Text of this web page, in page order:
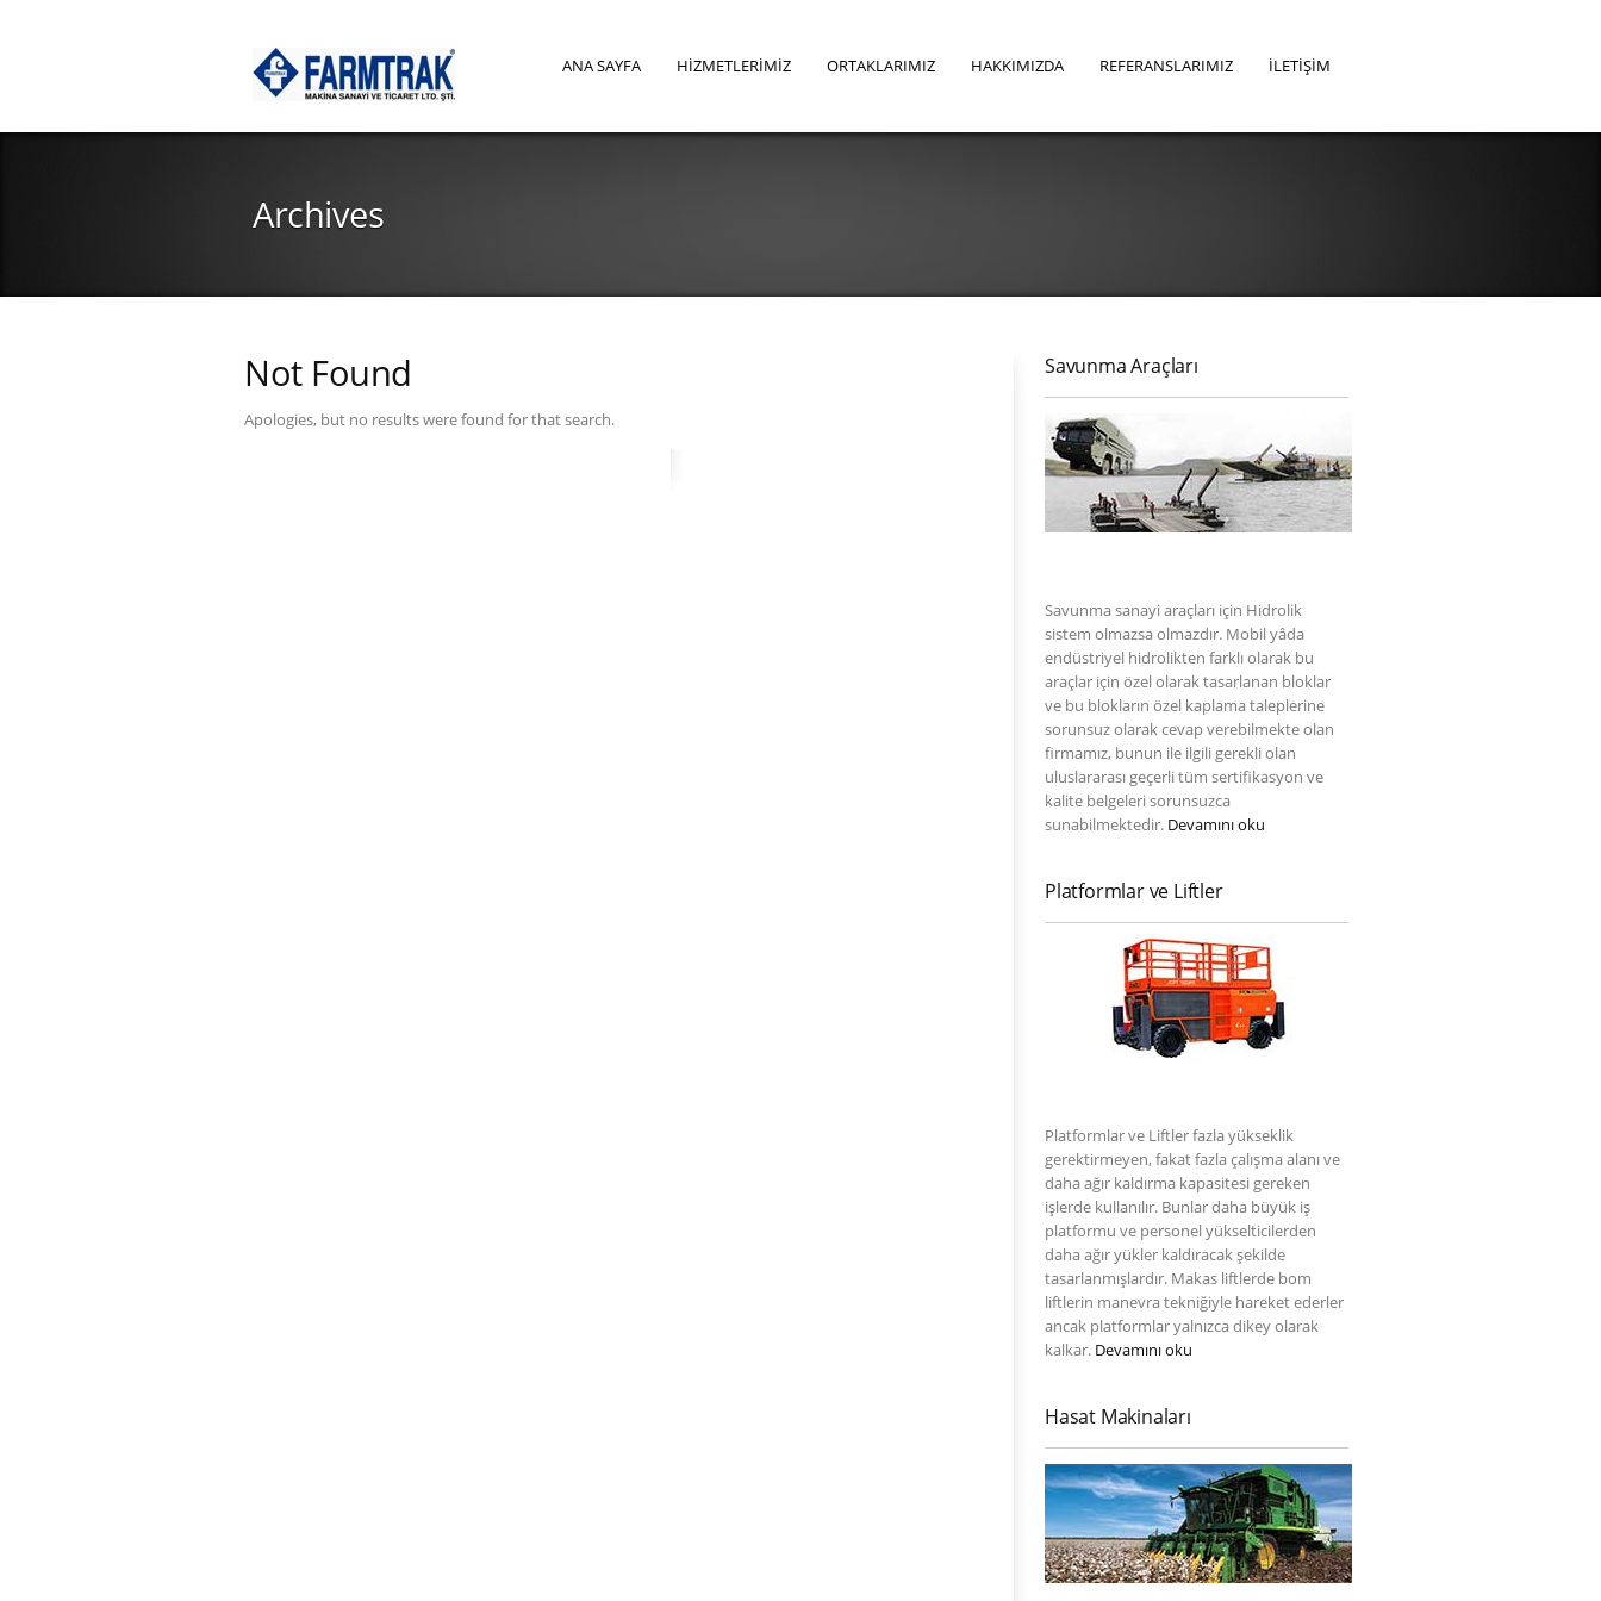
ANA SAYFA HİZMETLERİMİZ ORTAKLARIMIZ HAKKIMIZDA REFERANSLARIMIZ İLETİŞİM
Archives
Not Found
Apologies, but no results were found for that search.
Savunma Araçları
Savunma sanayi araçları için Hidrolik
sistem olmazsa olmazdır. Mobil yâda
endüstriyel hidrolikten farklı olarak bu
araçlar için özel olarak tasarlanan bloklar
ve bu blokların özel kaplama taleplerine
sorunsuz olarak cevap verebilmekte olan
firmamız, bunun ile ilgili gerekli olan
uluslararası geçerli tüm sertifikasyon ve
kalite belgeleri sorunsuzca
sunabilmektedir. Devamını oku
Platformlar ve Liftler
Platformlar ve Liftler fazla yükseklik
gerektirmeyen, fakat fazla çalışma alanı ve
daha ağır kaldırma kapasitesi gereken
işlerde kullanılır. Bunlar daha büyük iş
platformu ve personel yükselticilerden
daha ağır yükler kaldıracak şekilde
tasarlanmışlardır. Makas liftlerde bom
liftlerin manevra tekniğiyle hareket ederler
ancak platformlar yalnızca dikey olarak
kalkar. Devamını oku
Hasat Makinaları